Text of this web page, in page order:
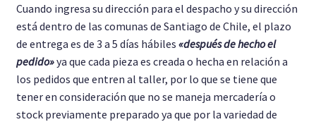
Cuando ingresa su dirección para el despacho y su dirección
está dentro de las comunas de Santiago de Chile, el plazo
de entrega es de 3 a 5 días hábiles «después de hecho el
pedido»ya que cada pieza es creada o hecha en relación a
los pedidos que entren al taller, por lo que se tiene que
tener en consideración que no se maneja mercadería o
stock previamente preparado ya que por la variedad de